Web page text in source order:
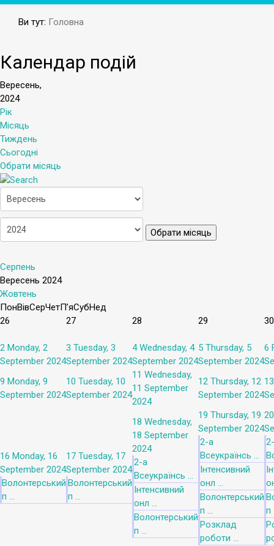
Ви тут: Головна
Календар подій
Вересень,
2024
Рік
Місяць
Тиждень
Сьогодні
Обрати місяць
Обрати місяць
Серпень
Вересень 2024
Жовтень
ПонВівСерЧетП’яСубНед
26
27 28 29 30
2 Monday, 2
September 2024
3 Tuesday, 3
September 2024
4 Wednesday, 4
September 2024
5 Thursday, 5
September 2024
6
9 Monday, 9
September 2024
10 Tuesday, 10
September 2024
11 Wednesday,
11 September
2024
12 Thursday, 12
September 2024
13
16 Monday, 16
September 2024
Волонтерський
п ...
17 Tuesday, 17
September 2024
Волонтерський
п ...
18 Wednesday,
18 September
2024
2-а
Всеукраїнсь ...
Інтенсивний
онл ...
Волонтерський
п ...
19 Thursday, 19
September 2024
2-а
Всеукраїнсь ...
Інтенсивний
онл ...
Волонтерський
п ...
Розклад
роботи ...
20
п